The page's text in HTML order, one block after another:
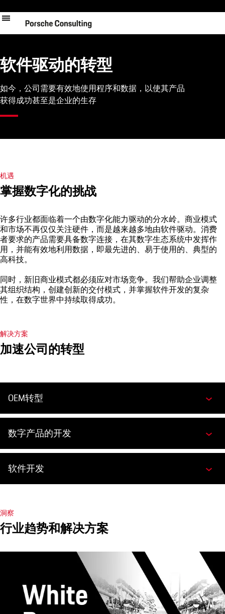
转
到
主
内
容
软件驱动的转型
如今，公司需要有效地使用程序和数据，以使其产品
获得成功甚至是企业的生存
机遇
掌握数字化的挑战
许多行业都面临着一个由数字化能力驱动的分水岭。商业模式
和市场不再仅仅关注硬件，而是越来越多地由软件驱动。消费
者要求的产品需要具备数字连接，在其数字生态系统中发挥作
用，并能有效地利用数据，即最先进的、易于使用的、典型的
高科技。
同时，新旧商业模式都必须应对市场竞争。我们帮助企业调整
其组织结构，创建创新的交付模式，并掌握软件开发的复杂
性，在数字世界中持续取得成功。
解决方案
加速公司的转型
OEM转型
数字产品的开发
软件开发
洞察
行业趋势和解决方案